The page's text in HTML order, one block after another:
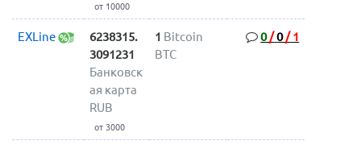
от 10000
EXLine
6238315.
3091231
Банковск
ая карта
RUB
от 3000
1 Bitcoin
BTC
0/0/ 1